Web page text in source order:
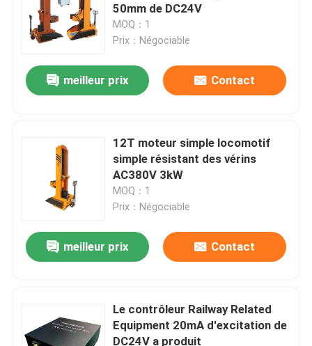
50mm de DC24V
MOQ：1
Prix：Négociable
meilleur prix Contact
12T moteur simple locomotif
simple résistant des vérins
AC380V 3kW
MOQ：1
Prix：Négociable
meilleur prix Contact
Le contrôleur Railway Related
Equipment 20mA d'excitation de
DC24V a produit